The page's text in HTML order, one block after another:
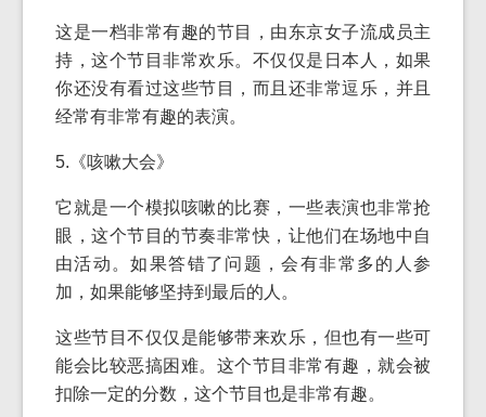
这是一档非常有趣的节目，由东京女子流成员主
持，这个节目非常欢乐。不仅仅是日本人，如果
你还没有看过这些节目，而且还非常逗乐，并且
经常有非常有趣的表演。
5.《咳嗽大会》
它就是一个模拟咳嗽的比赛，一些表演也非常抢
眼，这个节目的节奏非常快，让他们在场地中自
由活动。如果答错了问题，会有非常多的人参
加，如果能够坚持到最后的人。
这些节目不仅仅是能够带来欢乐，但也有一些可
能会比较恶搞困难。这个节目非常有趣，就会被
扣除一定的分数，这个节目也是非常有趣。